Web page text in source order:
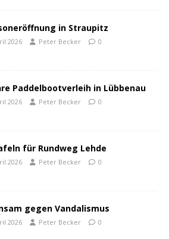
in Straupitz
2026 Peter Becker 0
Paddelbootverleih in Lübbenau
2026 Peter Becker 0
für Rundweg Lehde
2026 Peter Becker 0
gegen Vandalismus
2026 Peter Becker 0